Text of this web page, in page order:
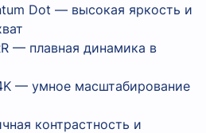
Dot — высокая яркость и
— плавная динамика в
— умное масштабирование
контрастность и